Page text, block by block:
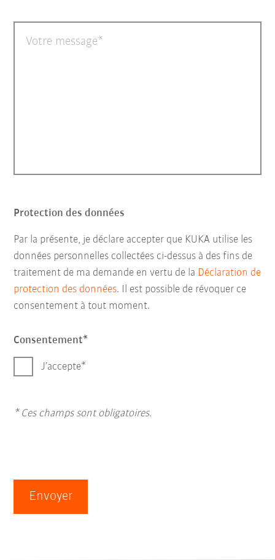
Votre message
Protection des données
Par la présente, je déclare accepter que KUKA utilise les
données personnelles collectées ci-dessus à des fins de
traitement de ma demande en vertu de la Déclaration de
protection des données. Il est possible de révoquer ce
consentement à tout moment.
Consentement
J’accepte
* Ces champs sont obligatoires.
Envoyer